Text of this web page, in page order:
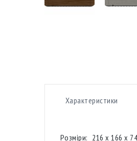
Характеристики
Розміри: 216 х 166 х